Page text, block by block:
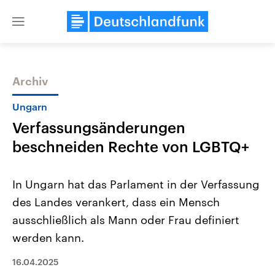
Close
Themen
Landtagswahl Sachsen-Anhalt
2026
Alle Informationen
Sachsen-Anhalt wählt am 6.
Landtag. Seit 2021 wird das
USA
Aktuelle Beiträge,
Archiv
Ungarn
Verfassungsänderungen
beschneiden Rechte von LGBTQ+
In Ungarn hat das Parlament in der Verfassung
des Landes verankert, dass ein Mensch
ausschließlich als Mann oder Frau definiert
werden kann.
16.04.2025